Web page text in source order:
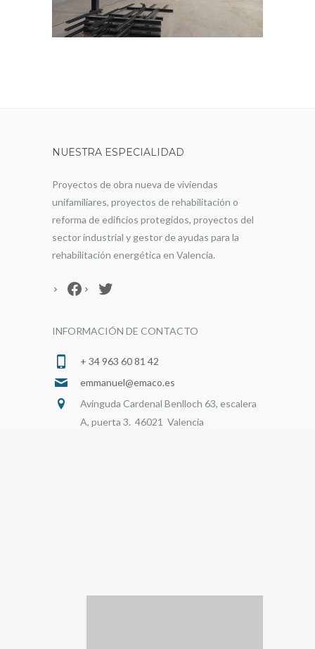
NUESTRA ESPECIALIDAD
Proyectos de obra nueva de viviendas
unifamiliares, proyectos de rehabilitación o
reforma de edificios protegidos, proyectos del
sector industrial y gestor de ayudas para la
rehabilitación energética en Valencia.
Facebook
Twitter
INFORMACIÓN DE CONTACTO
+ 34 963 60 81 42
emmanuel@emaco.es
Avinguda Cardenal Benlloch 63, escalera
A, puerta 3. 46021 Valencia